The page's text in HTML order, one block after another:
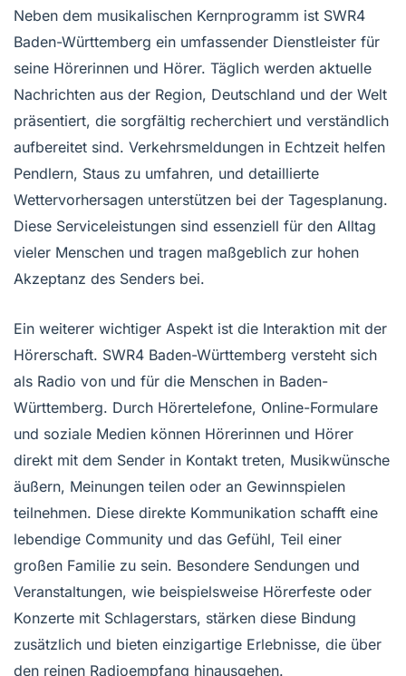
Neben dem musikalischen Kernprogramm ist SWR4
Baden-Württemberg ein umfassender Dienstleister für
seine Hörerinnen und Hörer. Täglich werden aktuelle
Nachrichten aus der Region, Deutschland und der Welt
präsentiert, die sorgfältig recherchiert und verständlich
aufbereitet sind. Verkehrsmeldungen in Echtzeit helfen
Pendlern, Staus zu umfahren, und detaillierte
Wettervorhersagen unterstützen bei der Tagesplanung.
Diese Serviceleistungen sind essenziell für den Alltag
vieler Menschen und tragen maßgeblich zur hohen
Akzeptanz des Senders bei.
Ein weiterer wichtiger Aspekt ist die Interaktion mit der
Hörerschaft. SWR4 Baden-Württemberg versteht sich
als Radio von und für die Menschen in Baden-
Württemberg. Durch Hörertelefone, Online-Formulare
und soziale Medien können Hörerinnen und Hörer
direkt mit dem Sender in Kontakt treten, Musikwünsche
äußern, Meinungen teilen oder an Gewinnspielen
teilnehmen. Diese direkte Kommunikation schafft eine
lebendige Community und das Gefühl, Teil einer
großen Familie zu sein. Besondere Sendungen und
Veranstaltungen, wie beispielsweise Hörerfeste oder
Konzerte mit Schlagerstars, stärken diese Bindung
zusätzlich und bieten einzigartige Erlebnisse, die über
den reinen Radioempfang hinausgehen.